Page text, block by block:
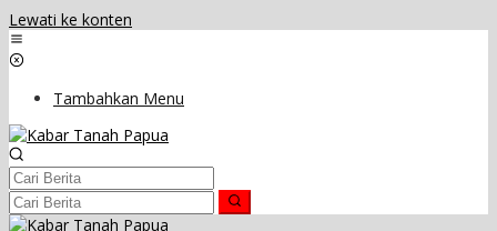
Lewati ke konten
Tambahkan Menu